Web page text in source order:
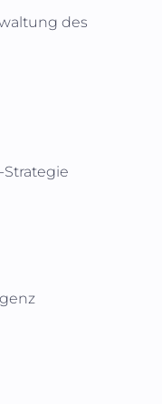
des